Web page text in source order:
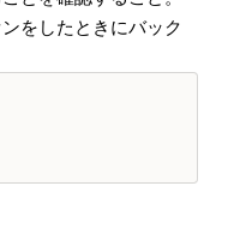
をしたときにバック